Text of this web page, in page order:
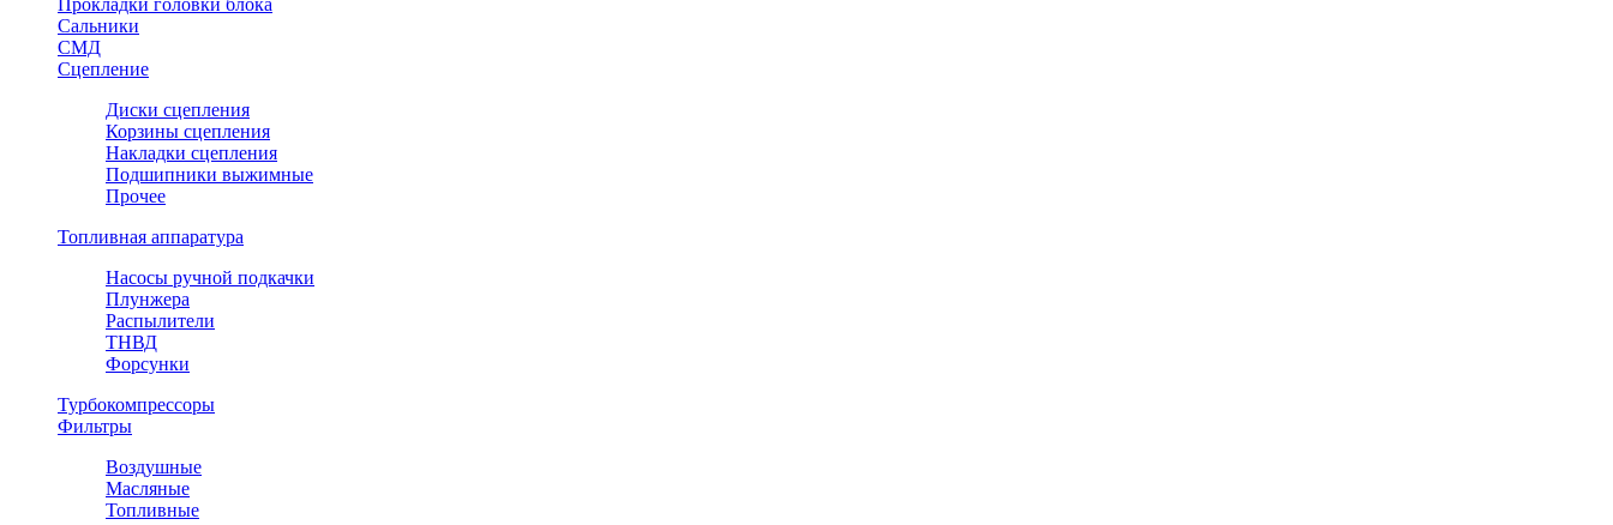
Прокладки головки блока
Сальники
СМД
Сцепление
Диски сцепления
Корзины сцепления
Накладки сцепления
Подшипники выжимные
Прочее
Топливная аппаратура
Насосы ручной подкачки
Плунжера
Распылители
ТНВД
Форсунки
Турбокомпрессоры
Фильтры
Воздушные
Масляные
Топливные